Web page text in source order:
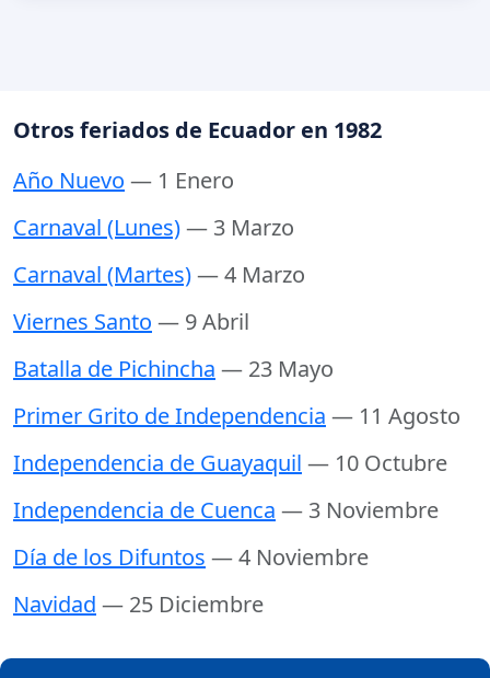
Otros feriados de Ecuador en 1982
Año Nuevo — 1 Enero
Carnaval (Lunes)— 3 Marzo
Carnaval (Martes)— 4 Marzo
Viernes Santo — 9 Abril
Batalla de Pichincha — 23 Mayo
Primer Grito de Independencia — 11 Agosto
Independencia de Guayaquil — 10 Octubre
Independencia de Cuenca — 3 Noviembre
Día de los Difuntos — 4 Noviembre
Navidad — 25 Diciembre